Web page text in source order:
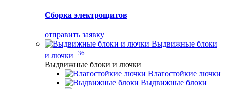
Сборка электрощитов
отправить заявку
Выдвижные блоки
и лючки 36
Выдвижные блоки и лючки
Влагостойкие лючки
Выдвижные блоки